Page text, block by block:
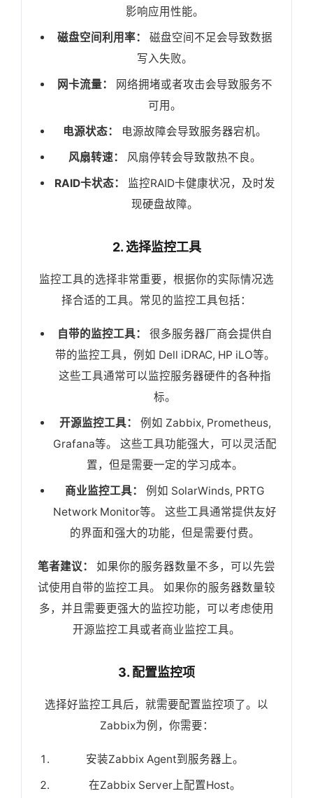
影响应用性能。
磁盘空间利用率：
磁盘空间不足会导致数据
写入失败。
网卡流量：
网络拥堵或者攻击会导致服务不
可用。
电源状态：
电源故障会导致服务器宕机。
风扇转速：
风扇停转会导致散热不良。
RAID卡状态：
监控RAID卡健康状况，及时发
现硬盘故障。
2. 选择监控工具
监控工具的选择非常重要，根据你的实际情况选
择合适的工具。常见的监控工具包括：
自带的监控工具：
很多服务器厂商会提供自
带的监控工具，例如 Dell iDRAC, HP iLO等。
这些工具通常可以监控服务器硬件的各种指
标。
开源监控工具：
例如 Zabbix, Prometheus,
Grafana等。 这些工具功能强大，可以灵活配
置，但是需要一定的学习成本。
商业监控工具：
例如 SolarWinds, PRTG
Network Monitor等。 这些工具通常提供友好
的界面和强大的功能，但是需要付费。
笔者建议：
如果你的服务器数量不多，可以先尝
试使用自带的监控工具。 如果你的服务器数量较
多，并且需要更强大的监控功能，可以考虑使用
开源监控工具或者商业监控工具。
3. 配置监控项
选择好监控工具后，就需要配置监控项了。以
Zabbix为例，你需要：
安装Zabbix Agent到服务器上。
在Zabbix Server上配置Host。